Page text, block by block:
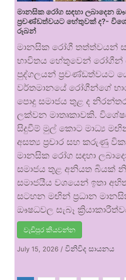
මානසික රෝග සඳහා ලබාදෙන
ප්‍රචණ්ඩත්වයට හේතුවක් ද?-
රූබන්
මානසික රෝගී තත්ත්වයන්
භාවිතය හේතුවෙන් රෝගීන්
පුද්ගලයන් ප්‍රචණ්ඩත්වයට
වර්තමානයේ රෝගීන්ගේ
පොදු සමාජය තුළ ද
ලක්වන මාතෘකාවකි.
සිදුවීම් මුල් කොට මාධ්‍ය
අසත්‍ය ප්‍රචාර සහ කරුණු
මානසික රෝග සඳහා
සමාජය තුළ අනියත බියක්
සමාජයීය වශයෙන් ඉතා
සටහන මඟින් ප්‍රධාන
ඖෂධවල සැබෑ
වැඩිපුර කියවන්න
July 15, 2026 /විනිවිද සායනය